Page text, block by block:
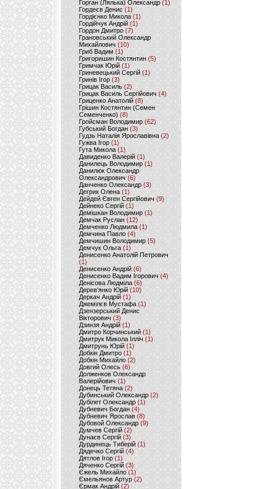
Горган (Лялька) Олександр(1)
Гордеєв Денис (1)
Гордієнко Микола (1)
Гордійчук Андрій (1)
Гордон Дмитро (7)
Грановський Олександр
Михайлович (10)
Гриб Вадим (1)
Григоришин Костянтин (5)
Гримчак Юрій(1)
Гриневецький Сергій(1)
Гринів Ігор (3)
Грицак Василь (2)
Грицак Василь Сергійович (4)
Гриценко Анатолій (8)
Грішин Костянтин (Семен
Семенченко)(8)
Гройсман Володимир(62)
Губський Богдан (3)
Гудзь Наталія Ярославівна(2)
Гужва Ігор (1)
Гута Микола (1)
Давиденко Валерій (1)
Данилець Володимир(1)
Данилюк Олександр
Олександрович (6)
Данченко Олександр (3)
Дегрик Олена(1)
Дейдей Євген Сергійович(9)
Дейнеко Сергій (1)
Демішкан Володимир(1)
Демчак Руслан (12)
Демченко Людмила (1)
Демчина Павло (4)
Демчишин Володимир (5)
Демчук Ольга(1)
Денисенко Анатолій Петрович
(1)
Денисенко Андрій (6)
Денисенко Вадим Ігорович (4)
Денісова Людміла(6)
Дерев'янко Юрій(10)
Деркач Андрій(1)
Джемілєв Мустафа (1)
Дзензерський Денис
Вікторович (3)
Дзинзя Андрій (1)
Дмитро Корчинський (1)
Дмитрук Микола Ілліч (1)
Дмитрунь Юрій (1)
Добкін Дмитро(1)
Добкін Михайло (2)
Довгий Олесь (6)
Долженков Олександр
Валерійович (1)
Донець Тетяна (2)
Дубинський Олександр(2)
Дубілет Олександр (1)
Дубневич Богдан (4)
Дубневич Ярослав (8)
Дубовой Олександр(9)
Думчев Сергій (2)
Дунаєв Сергій(3)
Дурдинець Тиберій (1)
Дядечко Сергій (4)
Дятлов Ігор (1)
Дяченко Сергій (3)
Єжель Михайло (1)
Ємельянов Артур (2)
Єрмак Андрій (2)